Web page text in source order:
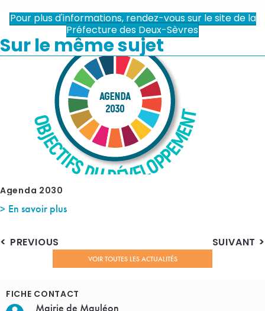
Pour plus d'informations, rendez-vous sur le site de la
Préfecture des Deux-Sèvres
Sur le même sujet
Agenda 2030
En savoir plus
PREVIOUS SUIVANT
VOIR TOUTES LES ACTUALITÉS
FICHE CONTACT
Mairie de Mauléon